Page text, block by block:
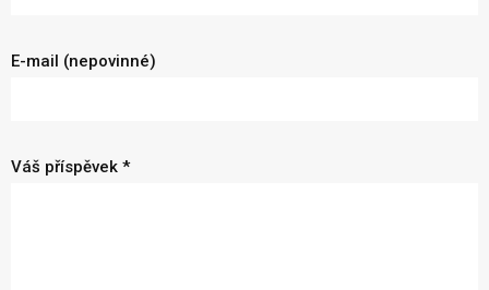
E-mail (nepovinné)
Váš příspěvek *